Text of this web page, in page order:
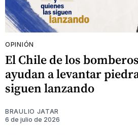
OPINIÓN
El Chile de los
ayudan a levantar
siguen lanzando
BRAULIO JATAR
6 de julio de 2026